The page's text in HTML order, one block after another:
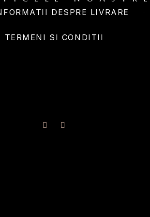
DESPRE LIVRARE
TERMENI SI CONDITII